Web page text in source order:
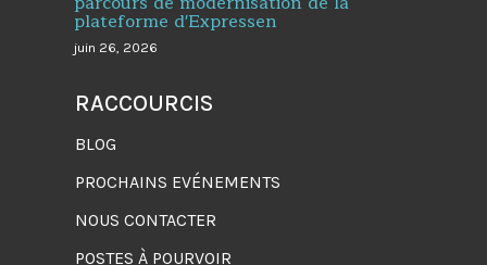
plateforme d'Expressen
juin 26, 2026
RACCOURCIS
BLOG
PROCHAINS EVÉNEMENTS
NOUS CONTACTER
POSTES À POURVOIR